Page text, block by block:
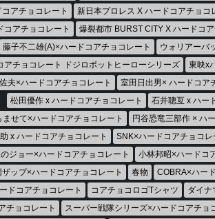
アチョコレート
新日本プロレス X ハードコアチョコ
コアチョコレート
爆裂都市 BURST CITY X ハードコ
藤子不二雄(A)×ハードコアチョコレート
ウォリアーバ
アチョコレート ドジロボットヒーローシリーズ
東映x
夫×ハードコアチョコレート
室田日出男× ハードコア
松田優作 x ハードコアチョコレート
石井聰亙 x ハー
せて×ハードコアチョコレート
円谷恐竜三部作 × ハ
助 x ハードコアチョコレート
SNK×ハードコアチョコレ
ジョー×ハードコアチョコレート
小林邦昭×ハードコ
ップ×ハードコアチョコレート
春物 COBRA×ハー
ドコアチョコレート
コアチョコロゴTシャツ ダイナ
チョコレート
スーパー戦隊シリーズ×ハードコアチョ